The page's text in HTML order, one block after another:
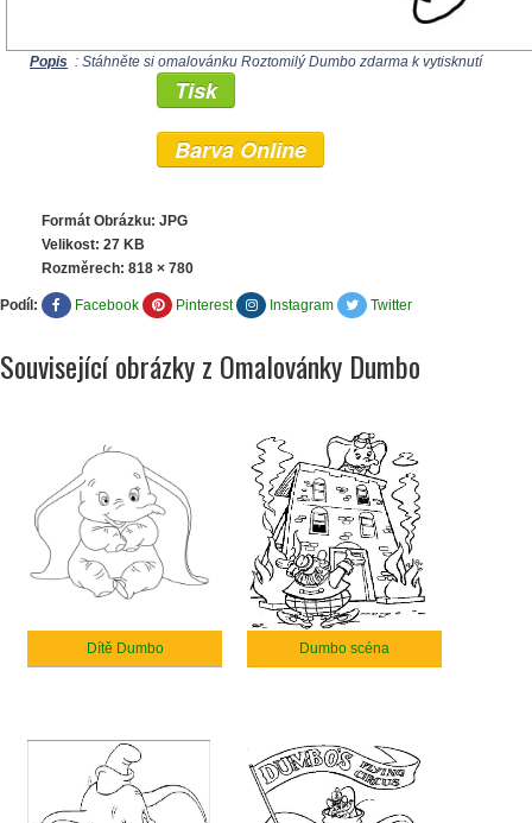
Popis : Stáhněte si omalovánku Roztomilý Dumbo zdarma k vytisknutí
Tisk
Barva Online
Formát Obrázku: JPG
Velikost: 27 KB
Rozměrech: 818 × 780
Podíl: Facebook Pinterest Instagram Twitter
Související obrázky z Omalovánky Dumbo
Dítě Dumbo Dumbo scéna